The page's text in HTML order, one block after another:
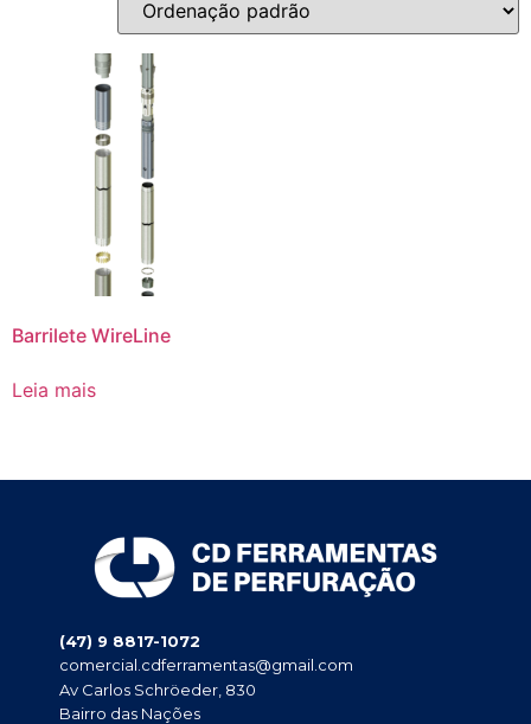
Barrilete WireLine
Leia mais
(47) 9 8817-1072
comercial.cdferramentas@gmail.com
Av Carlos Schröeder, 830
Bairro das Nações